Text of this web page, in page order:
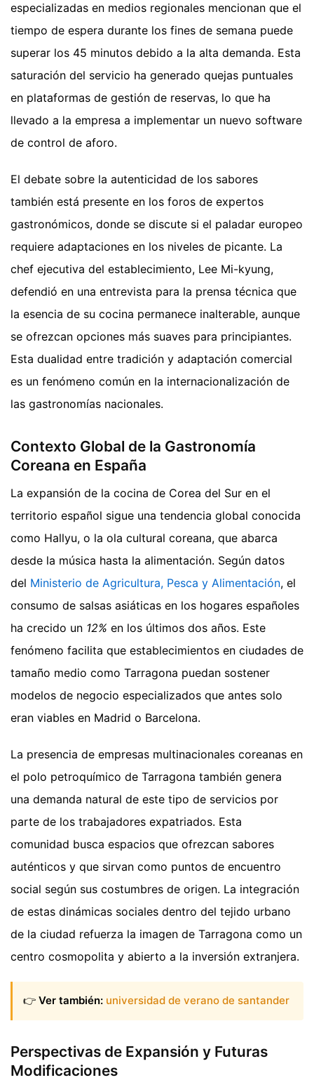
especializadas en medios regionales mencionan que el
tiempo de espera durante los fines de semana puede
superar los 45 minutos debido a la alta demanda. Esta
saturación del servicio ha generado quejas puntuales
en plataformas de gestión de reservas, lo que ha
llevado a la empresa a implementar un nuevo software
de control de aforo.
El debate sobre la autenticidad de los sabores
también está presente en los foros de expertos
gastronómicos, donde se discute si el paladar europeo
requiere adaptaciones en los niveles de picante. La
chef ejecutiva del establecimiento, Lee Mi-kyung,
defendió en una entrevista para la prensa técnica que
la esencia de su cocina permanece inalterable, aunque
se ofrezcan opciones más suaves para principiantes.
Esta dualidad entre tradición y adaptación comercial
es un fenómeno común en la internacionalización de
las gastronomías nacionales.
Contexto Global de la Gastronomía
Coreana en España
La expansión de la cocina de Corea del Sur en el
territorio español sigue una tendencia global conocida
como Hallyu, o la ola cultural coreana, que abarca
desde la música hasta la alimentación. Según datos
del Ministerio de Agricultura, Pesca y Alimentación, el
consumo de salsas asiáticas en los hogares españoles
ha crecido un 12% en los últimos dos años. Este
fenómeno facilita que establecimientos en ciudades de
tamaño medio como Tarragona puedan sostener
modelos de negocio especializados que antes solo
eran viables en Madrid o Barcelona.
La presencia de empresas multinacionales coreanas en
el polo petroquímico de Tarragona también genera
una demanda natural de este tipo de servicios por
parte de los trabajadores expatriados. Esta
comunidad busca espacios que ofrezcan sabores
auténticos y que sirvan como puntos de encuentro
social según sus costumbres de origen. La integración
de estas dinámicas sociales dentro del tejido urbano
de la ciudad refuerza la imagen de Tarragona como un
centro cosmopolita y abierto a la inversión extranjera.
👉 Ver también: universidad de verano de santander
Perspectivas de Expansión y Futuras
Modificaciones